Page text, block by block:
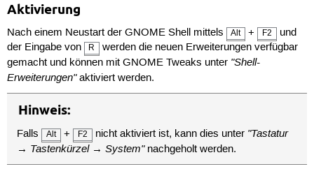
Aktivierung
Nach einem Neustart der GNOME Shell mittels Alt + F2
und
der Eingabe von
R
werden die neuen Erweiterungen verfügbar
gemacht und können mit GNOME Tweaks unter "Shell-
Erweiterungen"aktiviert werden.
Hinweis:
Falls Alt + F2 nicht aktiviert ist, kann dies unter "Tastatur
→ Tastenkürzel → System"nachgeholt werden.